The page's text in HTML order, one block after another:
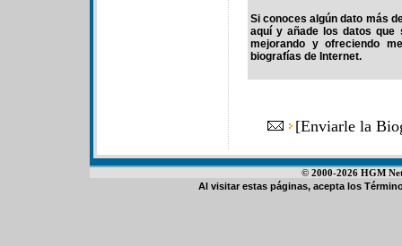
Si conoces algún dato más
aquí y añade los datos que
mejorando y ofreciendo
biografías de Internet.
[Enviarle la
© 2000-2026 HGM
Al visitar estas páginas, acepta los